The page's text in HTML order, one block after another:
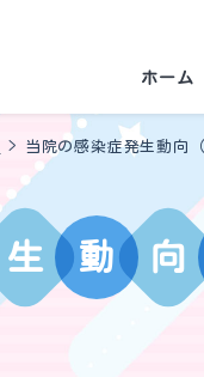
ホーム
> 当院の感染症発生動向
生 動 向